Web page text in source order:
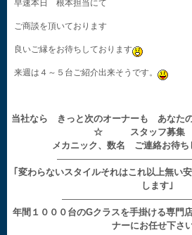
早速本日 根本担当にて
ご商談を頂いております
良いご縁をお待ちしております
来週は４～５台ご紹介出来そうです。
当社なら きっと次のオーナーも あなた
☆ スタッフ
メカニック、数名 ご連絡お待ち
｢変わらないスタイルそれはこれ以上無い
します｣
年間１０００台のGクラスを手掛ける専門
ナーにお任せ下さ